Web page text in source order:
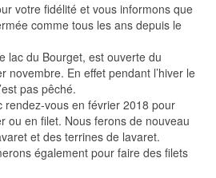
votre fidélité et vous informons que
comme tous les ans depuis le
lac du Bourget, est ouverte du
novembre. En effet pendant l’hiver le
pas pêché.
rendez-vous en février 2018 pour
ou en filet. Nous ferons de nouveau
et des terrines de lavaret.
également pour faire des filets